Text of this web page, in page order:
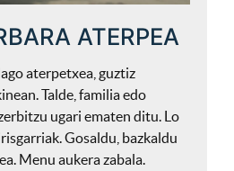
ATERPEA
aterpetxea, guztiz
Talde, familia edo
ugari ematen ditu. Lo
Gosaldu, bazkaldu
Menu aukera zabala.